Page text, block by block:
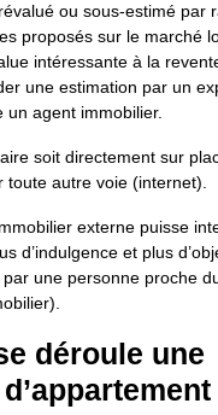
ou sous-estimé par
proposés sur le marché
intéressante à la
une estimation par un
agent immobilier.
soit directement sur
autre voie (internet).
externe puisse
d’indulgence et plus
par une personne proche
déroule une